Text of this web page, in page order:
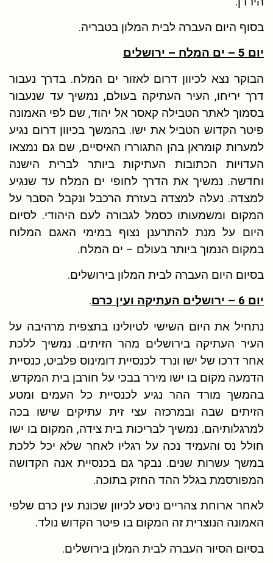
בסוף היום העברה לבית המלון בטבריה.
יום 5 – ים המלח – ירושלים
הבוקר נצא לכיוון דרום לאזור ים המלח. בדרך נעבור
דרך יריחו, העיר העתיקה בעולם, נמשיך עד שנעבור
בסמוך לאתר הטבילה קאסר אל יהוד, שם לפי האמונה
פיטר הקדוש הטביל את ישו. בהמשך בכיוון דרום נגיע
למערות קומראן בהן התגוררו האיסיים, שם גם נמצאו
העדויות הכתובות העתיקות ביותר לברית הישנה
וחדשה. נמשיך את הדרך לחופי ים המלח עד שנגיע
למצדה. נעלה למצדה בעזרת הרכבל ונקבל הסבר על
המקום ומשמעותו כסמל לגבורה לעם היהודי. לסיום
היום על מנת להתרענן נצוף במימי האגם המלוח
במקום הנמוך ביותר בעולם – ים המלח.
בסיום היום העברה לבית המלון בירושלים.
יום 6 – ירושלים העתיקה ועין כרם
.
נתחיל את היום השישי לטיולינו בתצפית מרהיבה על
העיר העתיקה בירושלים מהר הזיתים. נמשיך ללכת
אחר דרכו של ישו ונרד לכנסיית דומינוס פלביט, כנסיית
הדמעה מקום בו ישו מירר בבכי על חורבן בית המקדש.
בהמשך מורד ההר נגיע לכנסיית כל העמים ומטע
הזיתים שבה ובמרכזה עצי זית עתיקים שישו בכה
למרגלותיהם. נמשיך לבריכות בית צידה, המקום בו ישו
חולל נס והעמיד נכה על רגליו לאחר שלא יכל ללכת
במשך עשרות שנים. נבקר גם בכנסיית אנה הקדושה
המפורסמת בגלל ההד החזק בתוכה.
לאחר ארוחת צהריים ניסע לכיוון שכונת עין כרם שלפי
האמונה הנוצרית זה המקום בו פיטר הקדוש נולד.
בסיום הסיור העברה לבית המלון בירושלים.